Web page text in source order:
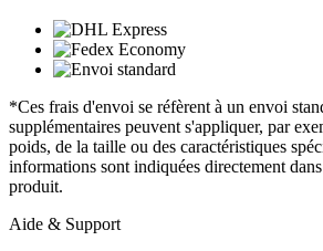
*Ces frais d'envoi se réfèrent à un envoi
supplémentaires peuvent s'appliquer, par
poids, de la taille ou des caractéristiques
informations sont indiquées directement
produit.
Aide & Support